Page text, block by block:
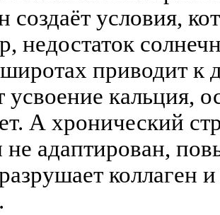
создаёт условия,
недостаток
приводит к
кальция,
А хронический
не адаптирован,
коллаген